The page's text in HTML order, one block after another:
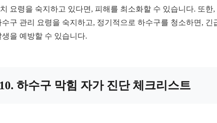
요령을 숙지하고 있다면, 피해를 최소화할 수 있습니다. 또한,
수구 관리 요령을 숙지하고, 정기적으로 하수구를 청소하면, 긴
생을 예방할 수 있습니다.
하수구 막힘 자가 진단 체크리스트